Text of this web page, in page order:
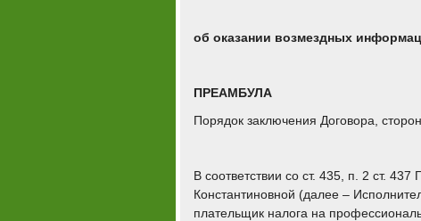
об оказании возмездных
ПРЕАМБУЛА
Порядок заключения Договора,
В соответствии со ст. 435, п. 2 ст.
Константиновной (далее –
плательщик налога на